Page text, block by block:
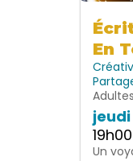
En
Adultes
jeudi
Un